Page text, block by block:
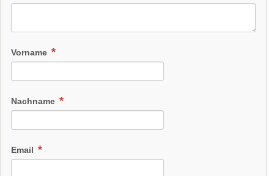
Vorname
Nachname
Email